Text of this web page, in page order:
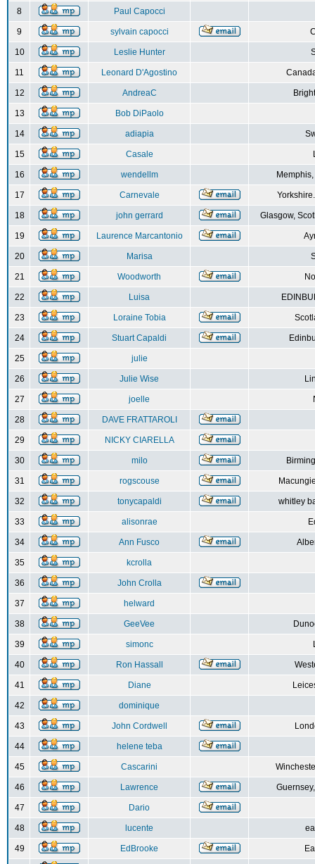
8 Paul Capocci
9 sylvain capocci
10 Leslie Hunter
11 Leonard D'Agostino
12 AndreaC
13 Bob DiPaolo
14 adiapia
15 Casale
16 wendellm
17 Carnevale
18 john gerrard Glasgow,
19 Laurence Marcantonio
20 Marisa
21 Woodworth
22 Luisa
23 Loraine Tobia
24 Stuart Capaldi
25 julie
26 Julie Wise
27 joelle
28 DAVE FRATTAROLI
29 NICKY CIARELLA
30 milo
31 rogscouse
32 tonycapaldi whitley
33 alisonrae
34 Ann Fusco
35 kcrolla
36 John Crolla
37 helward
38 GeeVee
39 simonc
40 Ron Hassall
41 Diane
42 dominique
43 John Cordwell
44 helene teba
45 Cascarini
46 Lawrence
47 Dario
48 lucente
49 EdBrooke